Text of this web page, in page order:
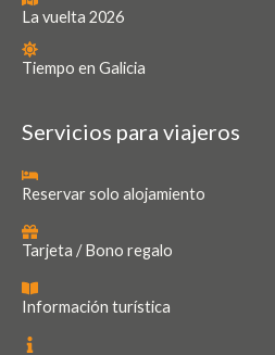
La vuelta 2026
Tiempo en Galicia
Servicios para viajeros
Reservar solo alojamiento
Tarjeta / Bono regalo
Información turística